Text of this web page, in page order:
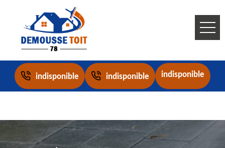
indisponible indisponible indisponible